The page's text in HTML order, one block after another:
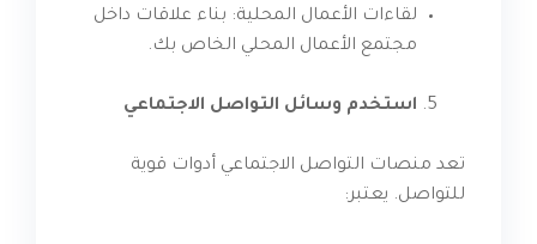
لقاءات الأعمال المحلية: بناء علاقات داخل
مجتمع الأعمال المحلي الخاص بك.
استخدم وسائل التواصل الاجتماعي
تعد منصات التواصل الاجتماعي أدوات قوية
للتواصل. يعتبر: